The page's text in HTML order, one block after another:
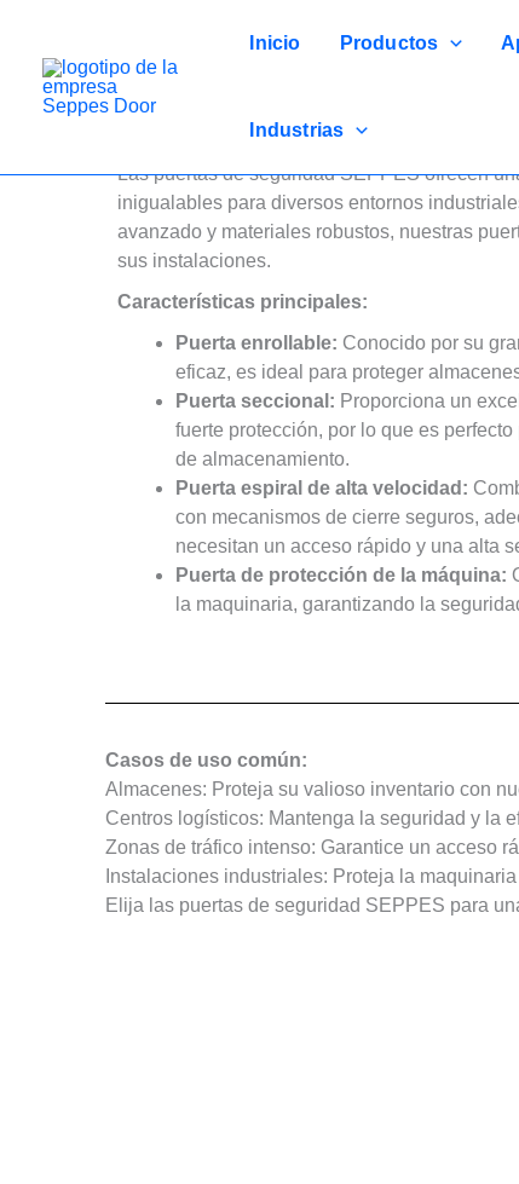
contenido
Inicio Productos
Industrias
Puertas De Seguridad SEPPES: Diseñadas
Las puertas de seguridad SEPPES ofrecen
inigualables para diversos entornos
avanzado y materiales robustos, nuestras
sus instalaciones.
Características principales:
Puerta enrollable: Conocido por su
eficaz, es ideal para proteger
Puerta seccional: Proporciona un
fuerte protección, por lo que es
de almacenamiento.
Puerta espiral de alta velocidad:
con mecanismos de cierre seguros,
necesitan un acceso rápido y una alta
Puerta de protección de la máquina:
la maquinaria, garantizando la
Casos de uso común:
Almacenes: Proteja su valioso inventario con
Centros logísticos: Mantenga la seguridad y la
Zonas de tráfico intenso: Garantice un acceso
Instalaciones industriales: Proteja la
Elija las puertas de seguridad SEPPES para